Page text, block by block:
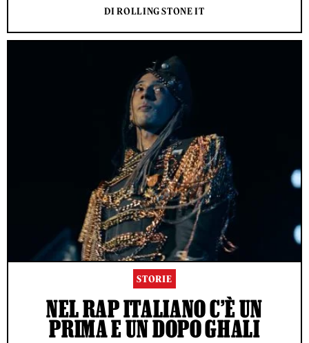
DI ROLLING STONE IT
STORIE
NEL RAP ITALIANO C’È UN
PRIMA E UN DOPO GHALI